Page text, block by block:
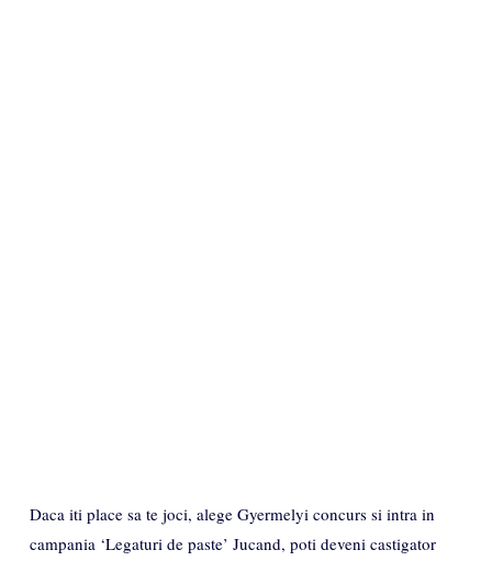
Daca iti place sa te joci, alege Gyermelyi concurs si intra in
campania ‘Legaturi de paste’ Jucand, poti deveni castigator